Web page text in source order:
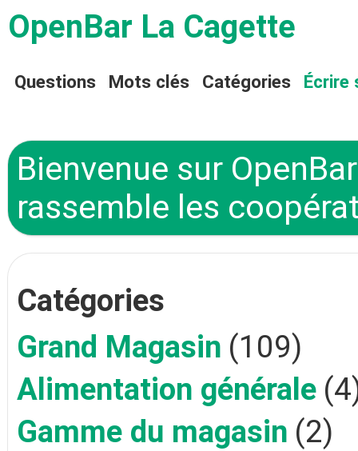
OpenBar La Cagette
Questions Mots clés Catégories Écrire
Bienvenue sur
rassemble les
Catégories
Grand Magasin (109)
Alimentation générale
Gamme du magasin (2)